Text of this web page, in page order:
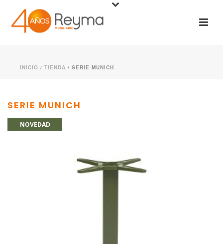
INICIO / TIENDA / SERIE MUNICH
SERIE MUNICH
NOVEDAD